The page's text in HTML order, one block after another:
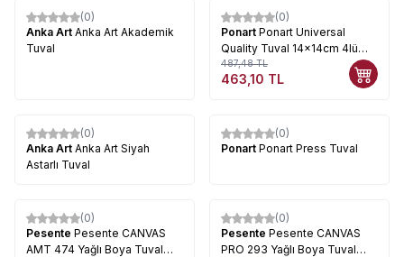
(0)
Anka Art Anka Art Akademik
Tuval
%5
(0)
Ponart Ponart Universal
Quality Tuval 14x14cm 4lü
PTU-14x14
487,48TL
463,10 TL
(0)
Anka Art Anka Art Siyah
Astarlı Tuval
(0)
Ponart Ponart Press Tuval
%5
(0)
Pesente Pesente CANVAS
AMT 474 Yağlı Boya Tuval
%5
(0)
Pesente Pesente CANVAS
PRO 293 Yağlı Boya Tuval